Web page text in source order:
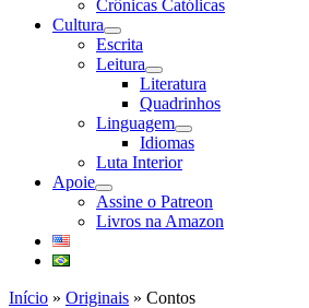
Crônicas Católicas
Cultura
abrir
submenu
Escrita
Leitura
abrir
submenu
Literatura
Quadrinhos
Linguagem
abrir
submenu
Idiomas
Luta Interior
Apoie
abrir
submenu
Assine o Patreon
Livros na Amazon
Início » Originais » Contos